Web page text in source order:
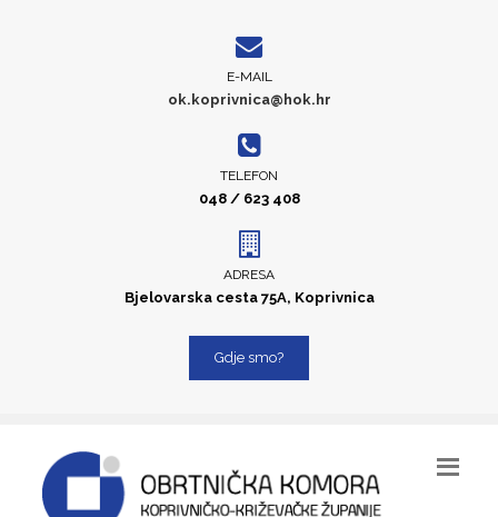
E-MAIL
ok.koprivnica@hok.hr
TELEFON
048 / 623 408
ADRESA
Bjelovarska cesta 75A, Koprivnica
Gdje smo?